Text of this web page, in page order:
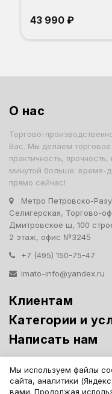
43 990 ₽
О нас
Торгово-
Вас. Мы делаем торговое
практичность,
минутой больше: время-
прямо сейчас!
Метро Петровско-
Селигерская, Торгово-
Дмитровское ш, 100
2 этаж, офис №3245
+7 (495) 150-75-47
imato-info@yandex.ru
Клиентам
Категории и
Написать нам
Витрины премиум-класса
IMATO. Интернет
Мы используем файлы
сайта, аналитики
вами. Продолжая